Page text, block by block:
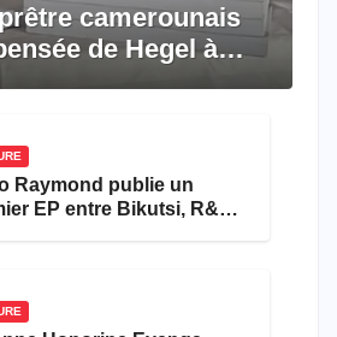
camerounais
de Hegel à
Raymond publie un
EP entre Bikutsi, R&B